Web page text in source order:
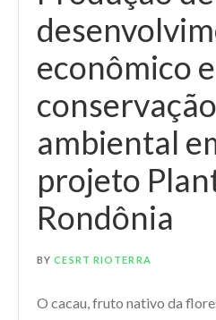
econômico e
conservação
ambiental
projeto
Rondônia
BYCESRT RIOTERRA
O cacau, fruto nativo da